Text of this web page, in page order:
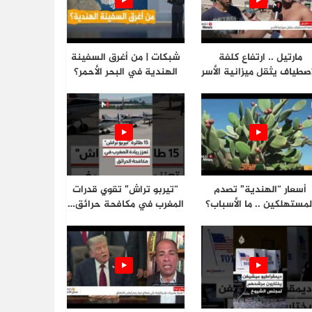
مارتيل .. ارتفاع كلفة
يثقل ميزانية الأسر
شبكات | من أغرق السفينة
الهندية في البحر الأحمر؟
أسعار “الهندية” تصدم
.. ما الأسباب؟
“تيربو تراش” تقوي قدرات
المغرب في مكافحة حرائق…